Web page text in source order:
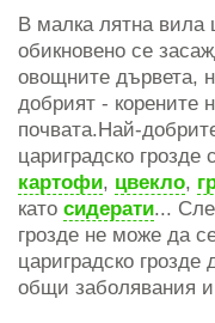
В малка лятна вила
обикновено се
овощните дървета,
добрият - корените
почвата.Най-
цариградско грозде
картофи, цвекло,
като сидерати...
грозде не може да
цариградско
общи заболявания